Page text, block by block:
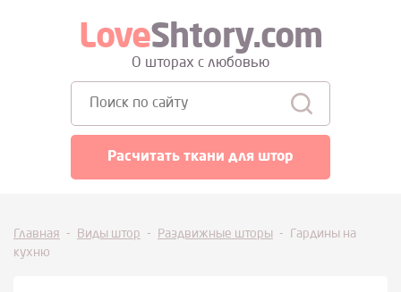
LoveShtory.com
О шторах с любовью
Расчитать ткани для штор
Главная - Виды штор - Раздвижные шторы -
Гардины на
кухню